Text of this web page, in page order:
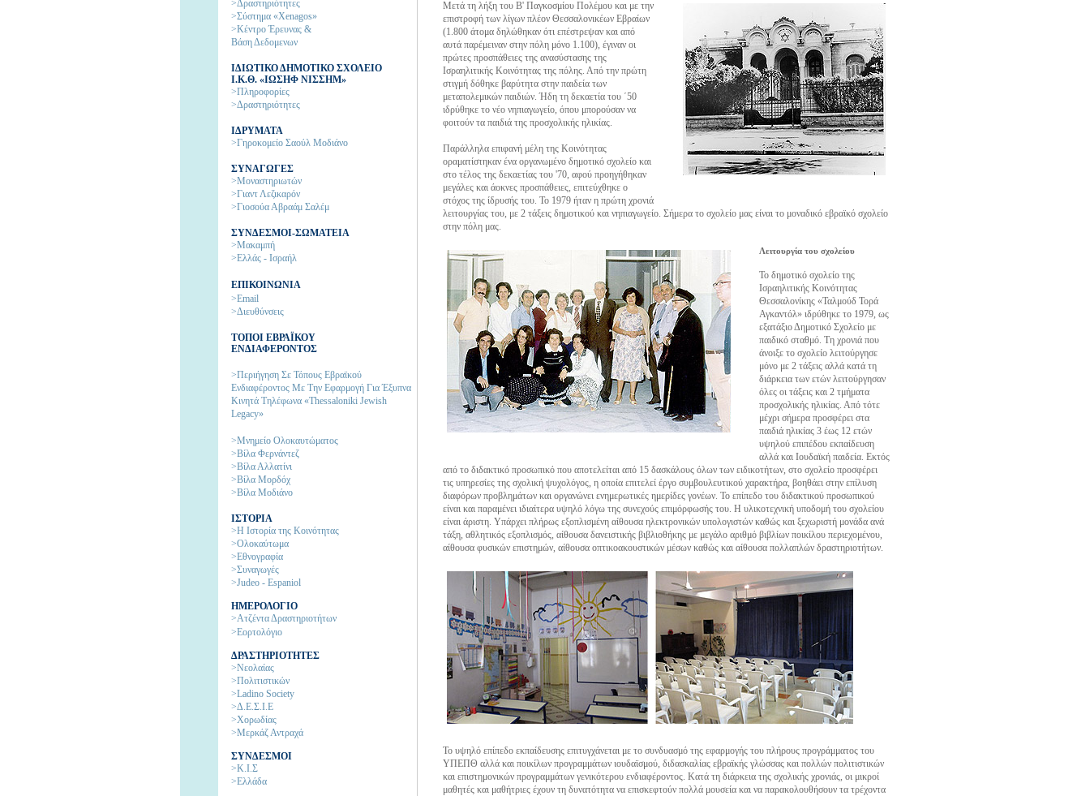
>Δραστηριότητες
>Σύστημα «Xenagos»
>Κέντρο Έρευνας &
Βάση Δεδομενων
ΙΔΙΩΤΙΚΟ ΔΗΜΟΤΙΚΟ ΣΧΟΛΕΙΟ
Ι.Κ.Θ. «ΙΩΣΗΦ ΝΙΣΣΗΜ»
>Πληροφορίες
>Δραστηριότητες
IΔΡΥΜΑΤΑ
>Γηροκομείο Σαούλ Μοδιάνο
ΣΥΝΑΓΩΓΕΣ
>Μοναστηριωτών
>Γιαντ Λεζικαρόν
>Γιοσούα Αβραάμ Σαλέμ
ΣΥΝΔΕΣΜΟΙ-ΣΩΜΑΤΕΙΑ
>Μακαμπή
>Ελλάς - Ισραήλ
ΕΠΙΚΟΙΝΩΝΙΑ
>Email
>Διευθύνσεις
ΤΟΠΟΙ ΕΒΡΑΪΚΟΥ
ΕΝΔΙΑΦΕΡΟΝΤΟΣ
>Περιήγηση Σε Τόπους Εβραϊκού
Ενδιαφέροντος Με Την Εφαρμογή Για Έξυπνα
Κινητά Τηλέφωνα «Thessaloniki Jewish
Legacy»
>Μνημείο Ολοκαυτώματος
>Βίλα Φερνάντεζ
>Βίλα Αλλατίνι
>Βίλα Μορδόχ
>Βίλα Μοδιάνο
ΙΣΤΟΡΙΑ
>H Ιστορία της Kοινότητας
>Ολοκαύτωμα
>Εθνογραφία
>Συναγωγές
>Judeo - Espaniol
ΗΜΕΡΟΛΟΓΙΟ
>Ατζέντα Δραστηριοτήτων
>Εορτολόγιο
ΔΡΑΣΤΗΡΙΟΤΗΤΕΣ
>Νεολαίας
>Πολιτιστικών
>Ladino Society
>Δ.Ε.Σ.Ι.Ε
>Χορωδίας
>Μερκάζ Αντραχά
ΣΥΝΔΕΣΜΟΙ
>Κ.Ι.Σ
>Ελλάδα
Μετά τη λήξη του Β' Παγκοσμίου Πολέμου και με την
επιστροφή των λίγων πλέον Θεσσαλονικέων Εβραίων
(1.800 άτομα δηλώθηκαν ότι επέστρεψαν και από
αυτά παρέμειναν στην πόλη μόνο 1.100), έγιναν οι
πρώτες προσπάθειες της ανασύστασης της
Ισραηλιτικής Κοινότητας της πόλης. Από την πρώτη
στιγμή δόθηκε βαρύτητα στην παιδεία των
μεταπολεμικών παιδιών. Ήδη τη δεκαετία του ΄50
ιδρύθηκε το νέο νηπιαγωγείο, όπου μπορούσαν να
φοιτούν τα παιδιά της προσχολικής ηλικίας.
Παράλληλα επιφανή μέλη της Κοινότητας
οραματίστηκαν ένα οργανωμένο δημοτικό σχολείο και
στο τέλος της δεκαετίας του '70, αφού προηγήθηκαν
μεγάλες και άοκνες προσπάθειες, επιτεύχθηκε ο
στόχος της ίδρυσής του. Το 1979 ήταν η πρώτη χρονιά
λειτουργίας του, με 2 τάξεις δημοτικού και νηπιαγωγείο. Σήμερα το σχολείο μας είναι το μοναδικό εβραϊκό σχολείο
στην πόλη μας.
Λειτουργία του σχολείου
Το δημοτικό σχολείο της
Ισραηλιτικής Κοινότητας
Θεσσαλονίκης «Ταλμούδ Τορά
Αγκαντόλ» ιδρύθηκε το 1979, ως
εξατάξιο Δημοτικό Σχολείο με
παιδικό σταθμό. Τη χρονιά που
άνοιξε το σχολείο λειτούργησε
μόνο με 2 τάξεις αλλά κατά τη
διάρκεια των ετών λειτούργησαν
όλες οι τάξεις και 2 τμήματα
προσχολικής ηλικίας. Από τότε
μέχρι σήμερα προσφέρει στα
παιδιά ηλικίας 3 έως 12 ετών
υψηλού επιπέδου εκπαίδευση
αλλά και Ιουδαϊκή παιδεία. Εκτός
από το διδακτικό προσωπικό που αποτελείται από 15 δασκάλους όλων των ειδικοτήτων, στο σχολείο προσφέρει
τις υπηρεσίες της σχολική ψυχολόγος, η οποία επιτελεί έργο συμβουλευτικού χαρακτήρα, βοηθάει στην επίλυση
διαφόρων προβλημάτων και οργανώνει ενημερωτικές ημερίδες γονέων. Το επίπεδο του διδακτικού προσωπικού
είναι και παραμένει ιδιαίτερα υψηλό λόγω της συνεχούς επιμόρφωσής του. Η υλικοτεχνική υποδομή του σχολείου
είναι άριστη. Υπάρχει πλήρως εξοπλισμένη αίθουσα ηλεκτρονικών υπολογιστών καθώς και ξεχωριστή μονάδα ανά
τάξη, αθλητικός εξοπλισμός, αίθουσα δανειστικής βιβλιοθήκης με μεγάλο αριθμό βιβλίων ποικίλου περιεχομένου,
αίθουσα φυσικών επιστημών, αίθουσα οπτικοακουστικών μέσων καθώς και αίθουσα πολλαπλών δραστηριοτήτων.
Το υψηλό επίπεδο εκπαίδευσης επιτυγχάνεται με το συνδυασμό της εφαρμογής του πλήρους προγράμματος του
ΥΠΕΠΘ αλλά και ποικίλων προγραμμάτων ιουδαϊσμού, διδασκαλίας εβραϊκής γλώσσας και πολλών πολιτιστικών
και επιστημονικών προγραμμάτων γενικότερου ενδιαφέροντος. Κατά τη διάρκεια της σχολικής χρονιάς, οι μικροί
μαθητές και μαθήτριες έχουν τη δυνατότητα να επισκεφτούν πολλά μουσεία και να παρακολουθήσουν τα τρέχοντα